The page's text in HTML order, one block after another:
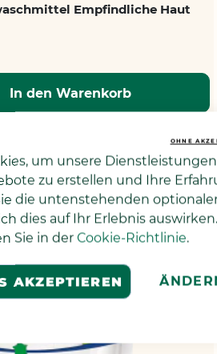
um unsere
zu erstellen und Ihre
die untenstehenden
dies auf Ihr Erlebnis
Sie in der Cookie-Richtlinie.
AKZEPTIEREN
OHNE
Empfindliche Haut
In den Warenkorb